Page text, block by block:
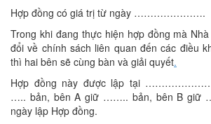
Hợp đồng có giá trị từ ngày ………………….
Trong khi đang thực hiện hợp đồng mà
đổi về chính sách liên quan đến các điều
thì hai bên sẽ cùng bàn và giải quyết.
Hợp đồng này được lập tại
….. bản, bên A giữ …….. bản, bên B giữ
ngày lập Hợp đồng.